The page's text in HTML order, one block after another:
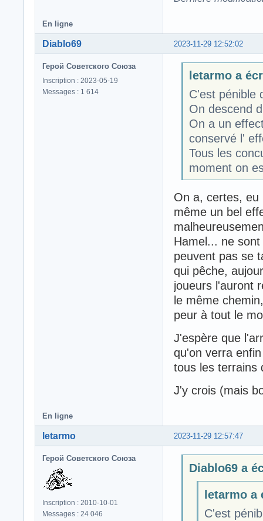
En ligne
2023-11-29 12:52:02
Diablo69
Герой Советского Союза
Inscription : 2023-05-19
Messages : 1 614
letarmo a
C'est pénible
On descend
On a un
conservé l'
Tous les
moment on
On a, certes, eu
même un bel
Hamel... ne
peuvent pas se
qui pêche,
joueurs l'auront
le même
peur à tout le
J'espère que
qu'on verra
tous les terrains
J'y crois (mais
En ligne
2023-11-29 12:57:47
letarmo
Герой Советского Союза
Inscription : 2010-10-01
Messages : 24 046
Diablo69 a
letarmo a
C'est